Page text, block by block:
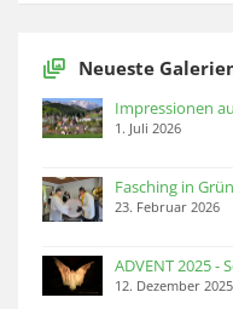
Neueste
Impressionen
1. Juli 2026
Fasching in
23. Februar 2026
ADVENT 2025 -
12. Dezember 2025